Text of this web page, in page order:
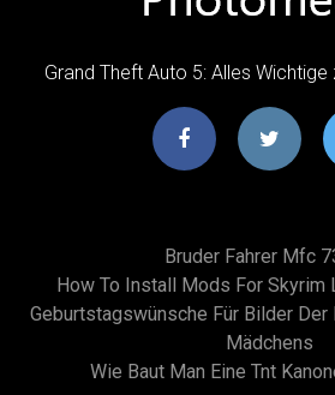
Grand Theft Auto 5: Alles Wichtige
Bruder Fahrer Mfc
How To Install Mods For Skyrim
Geburtstagswünsche Für Bilder
Mädchens
Wie Baut Man Eine Tnt